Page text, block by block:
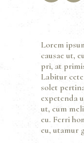
Lorem
causae ut,
pri, at
Labitur
solet
expetenda
ut, eum
eu. Ferri
eu, utamur